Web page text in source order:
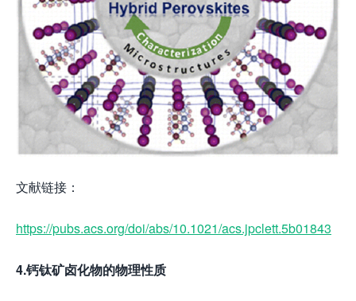
文献链接：
https://pubs.acs.org/doi/abs/10.1021/acs.jpclett.5b01843
4.钙钛矿卤化物的物理性质